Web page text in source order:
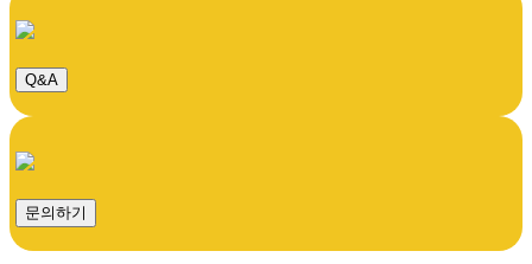
Q&A
문의하기